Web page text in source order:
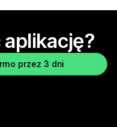
przez 3 dni